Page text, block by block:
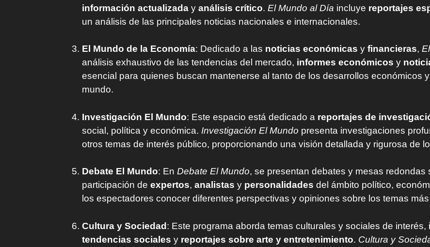
información actualizada y análisis crítico. El Mundo al Día incluye reportajes
un análisis de las principales noticias nacionales e internacionales.
El Mundo de la Economía: Dedicado a las noticias económicas y financieras,
análisis exhaustivo de las tendencias del mercado, informes económicos y
esencial para quienes buscan mantenerse al tanto de los desarrollos económicos
mundo.
Investigación El Mundo: Este espacio está dedicado a reportajes de
social, política y económica. Investigación El Mundo presenta investigaciones
otros temas de interés público, proporcionando una visión detallada y rigurosa de
Debate El Mundo: En Debate El Mundo, se presentan debates y mesas
participación de expertos, analistas y personalidades del ámbito político,
los espectadores conocer diferentes perspectivas y opiniones sobre los temas
Cultura y Sociedad: Este programa aborda temas culturales y sociales de interés,
tendencias sociales y reportajes sobre arte y entretenimiento. Cultura y